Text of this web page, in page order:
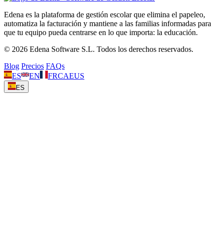
Edena es la plataforma de gestión escolar que elimina el papeleo,
automatiza la facturación y mantiene a las familias informadas para
que tu equipo pueda centrarse en lo que importa: la educación.
© 2026 Edena Software S.L. Todos los derechos reservados.
Blog Precios FAQs
ES
EN FRCAEUS
ES